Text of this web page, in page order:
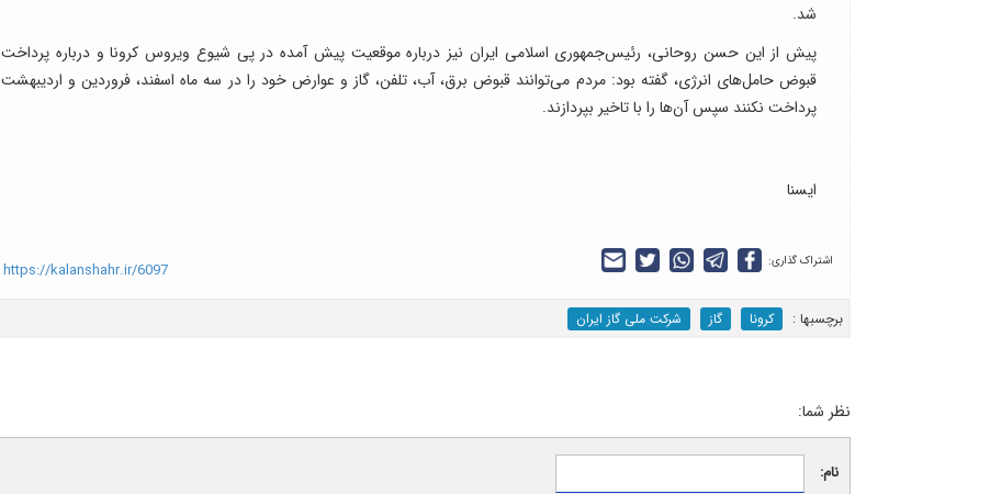
شد.
پیش از این حسن روحانی، رئیس‌جمهوری اسلامی ایران نیز درباره موقعیت پیش آمده در پی شیوع ویروس کرونا و درباره پرداخت
قبوض حامل‌های انرژی، گفته بود: مردم می‌توانند قبوض برق، آب، تلفن، گاز و عوارض خود را در سه ماه اسفند، فروردین و اردیبهشت
پرداخت نکنند سپس آن‌ها را با تاخیر بپردازند.
ایسنا
https://kalanshahr.ir/6097 اشتراک گذاری:
برچسب‎ها : کرونا گاز شرکت ملی گاز ایران
نظر شما:
نام: